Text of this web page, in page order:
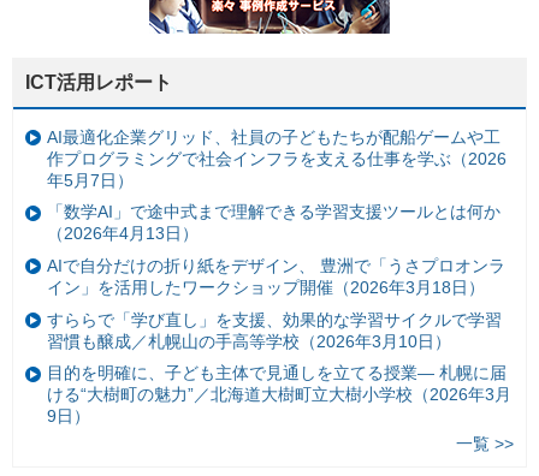
ICT活用レポート
AI最適化企業グリッド、社員の子どもたちが配船ゲームや工
作プログラミングで社会インフラを支える仕事を学ぶ（2026
年5月7日）
「数学AI」で途中式まで理解できる学習支援ツールとは何か
（2026年4月13日）
AIで自分だけの折り紙をデザイン、 豊洲で「うさプロオンラ
イン」を活用したワークショップ開催（2026年3月18日）
すららで「学び直し」を支援、効果的な学習サイクルで学習
習慣も醸成／札幌山の手高等学校（2026年3月10日）
目的を明確に、子ども主体で見通しを立てる授業— 札幌に届
ける“大樹町の魅力”／北海道大樹町立大樹小学校（2026年3月
9日）
一覧 >>